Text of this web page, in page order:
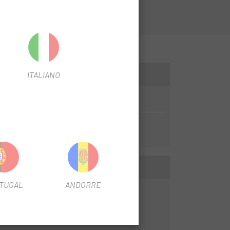
ITALIANO
ANDORRE